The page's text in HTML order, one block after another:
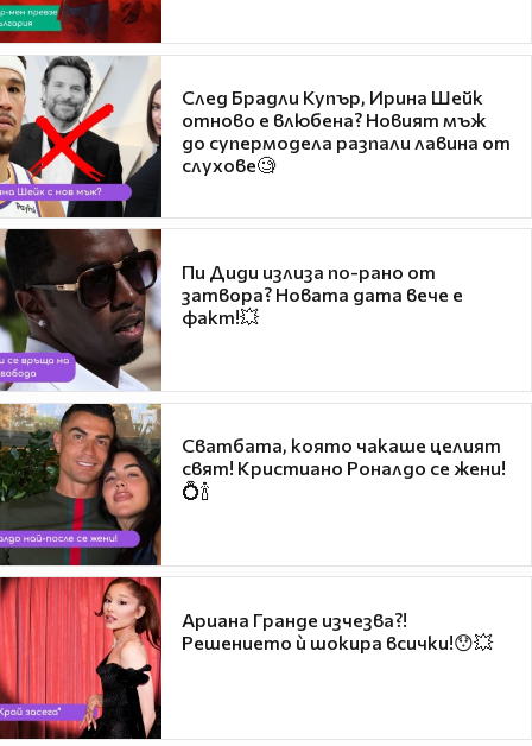
След Брадли Купър, Ирина Шейк
отново е влюбена? Новият мъж
до супермодела разпали лавина от
слухове🧐
Пи Диди излиза по-рано от
затвора? Новата дата вече е
факт!💥
Сватбата, която чакаше целият
свят! Кристиано Роналдо се жени!
💍🍾
Ариана Гранде изчезва?!
Решението ѝ шокира всички!😯💥